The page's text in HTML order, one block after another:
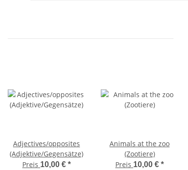
Adjectives/opposites
(Adjektive/Gegensätze)
Preis 10,00 € *
Animals at the zoo
(Zootiere)
Preis 10,00 € *